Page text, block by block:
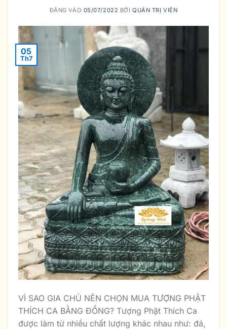
ĐĂNG VÀO 05/07/2022 BỞIQUẢN TRỊ VIÊN
05
Th7
VÌ SAO GIA CHỦ NÊN CHỌN MUA TƯỢNG PHẬT
THÍCH CA BẰNG ĐỒNG? Tượng Phật Thích Ca
được làm từ nhiều chất lượng khác nhau như: đá,